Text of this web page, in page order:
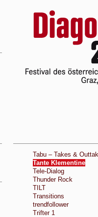
Tabu – Takes &
Tante Klementine
Tele-Dialog
Thunder Rock
TILT
Transitions
trendfollower
Trifter 1